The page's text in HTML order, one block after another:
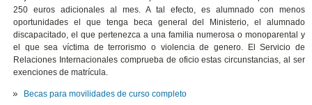
250 euros adicionales al mes. A tal efecto, es alumnado con menos
oportunidades el que tenga beca general del Ministerio, el alumnado
discapacitado, el que pertenezca a una familia numerosa o monoparental y
el que sea víctima de terrorismo o violencia de genero. El Servicio de
Relaciones Internacionales comprueba de oficio estas circunstancias, al ser
exenciones de matrícula.
Becas para movilidades de curso completo